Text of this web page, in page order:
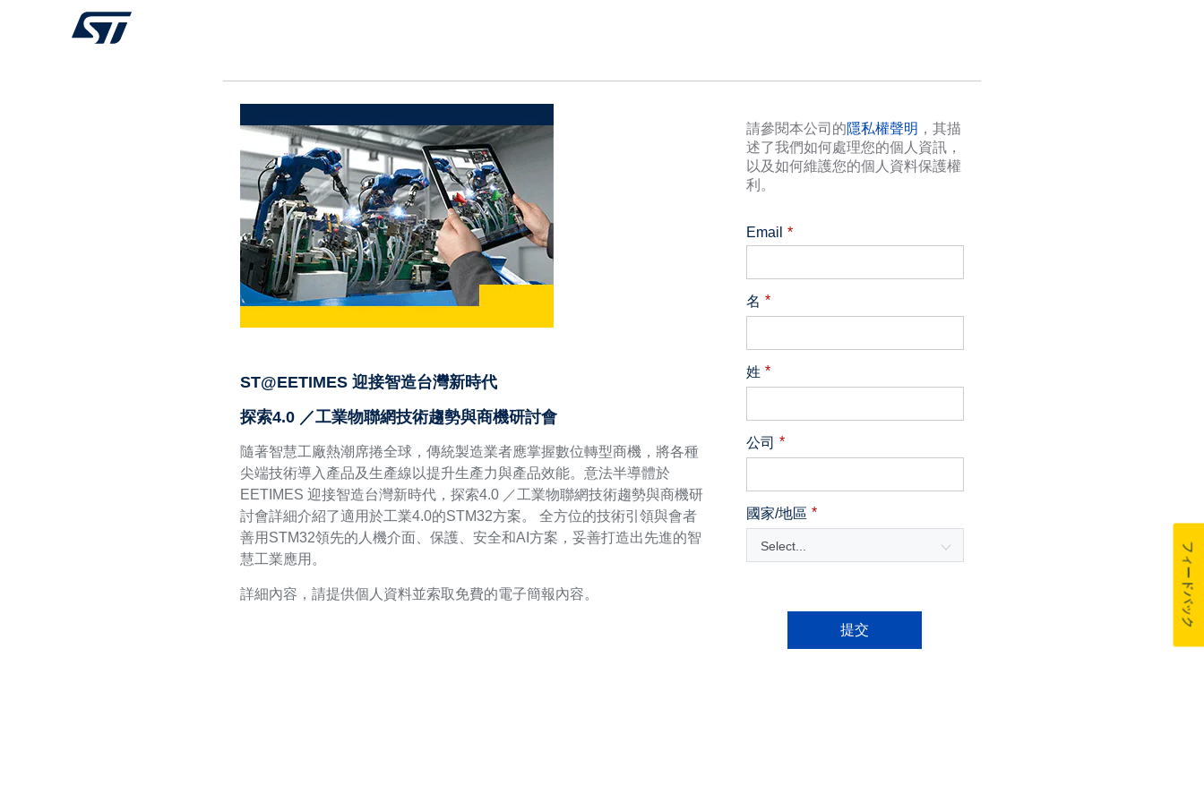
ST@EETIMES 迎接智造台灣新時代
探索4.0 ／工業物聯網技術趨勢與商機研討會
隨著智慧工廠熱潮席捲全球，傳統製造業者應掌握數位轉型商機，將各種
尖端技術導入產品及生產線以提升生產力與產品效能。意法半導體於
EETIMES 迎接智造台灣新時代，探索4.0 ／工業物聯網技術趨勢與商機研
討會詳細介紹了適用於工業4.0的STM32方案。 全方位的技術引領與會者
善用STM32領先的人機介面、保護、安全和AI方案，妥善打造出先進的智
慧工業應用。
詳細內容，請提供個人資料並索取免費的電子簡報內容。
請參閱本公司的隱私權聲明 ，其描
述了我們如何處理您的個人資訊，
以及如何維護您的個人資料保護權
利。
*
Email
*
名
*
姓
*
公司
*
國家/地區
Select...
提交
フィードバック